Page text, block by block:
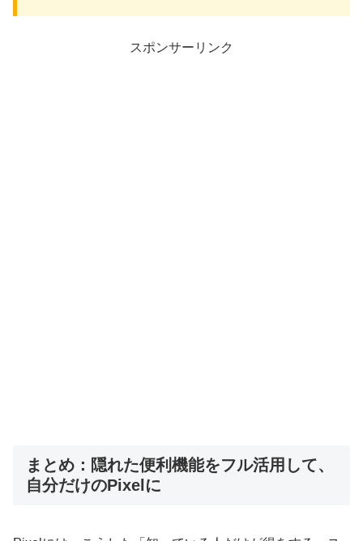
スポンサーリンク
まとめ：隠れた便利機能をフル活用して、
自分だけのPixelに